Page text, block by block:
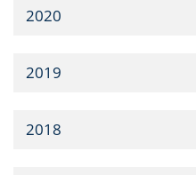
2020
2019
2018